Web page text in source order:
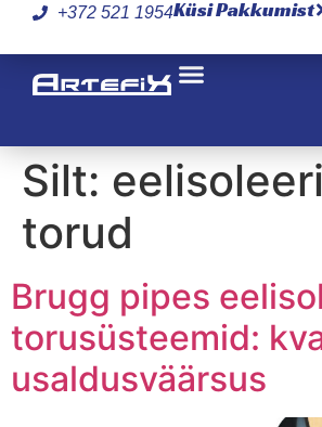
+372 521 1954Küsi Pakkumist
Silt:
torud
Brugg pipes
torusüsteemid:
usaldusväärsus